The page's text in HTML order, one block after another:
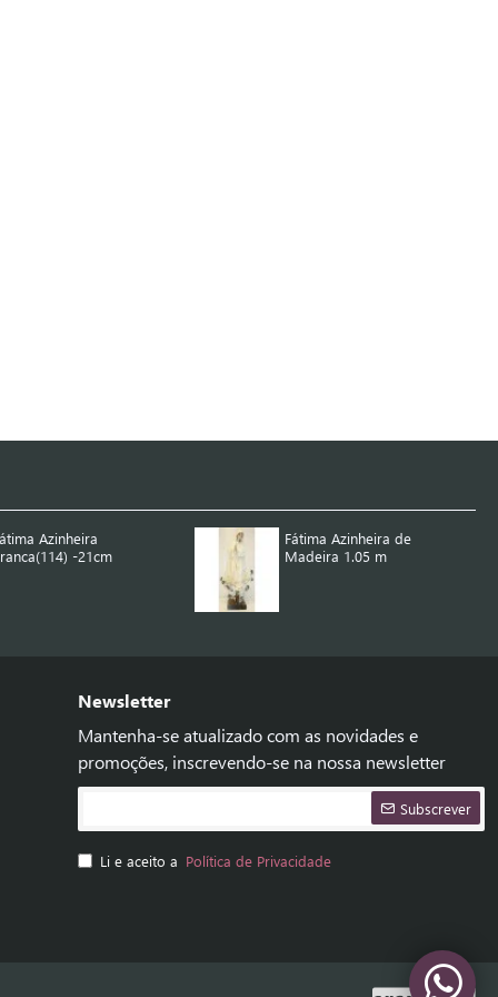
Azinheira
-21cm
Fátima Azinheira de
Madeira 1.05 m
Newsletter
Mantenha-se atualizado com as novidades e
promoções, inscrevendo-se na nossa newsletter
Subscrever
Li e aceito a Política de Privacidade